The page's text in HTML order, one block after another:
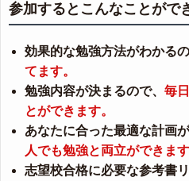
参加するとこんなことがで
効果的な勉強方法がわかるの
てます。
勉強内容が決まるので、 毎
とができます。
あなたに合った最適な計画
人でも勉強と両立ができます
志望校合格に必要な参考書